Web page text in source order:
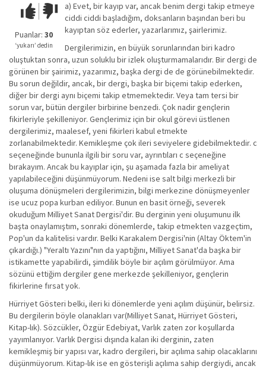
Çok iyi!O
kadar
iyi
değil!
Puanlar: 30
‘yukarı’ dedin
a) Evet, bir kayıp var, ancak benim dergi takip etmeye
ciddi ciddi başladığım, doksanların başından beri bu
kayıptan söz ederler, yazarlarımız, şairlerimiz.
Dergilerimizin, en büyük sorunlarından biri kadro
oluştuktan sonra, uzun soluklu bir izlek oluşturmamalarıdır. Bir dergi de
görünen bir şairimiz, yazarımız, başka dergi de de görünebilmektedir.
Bu sorun değildir, ancak, bir dergi, başka bir biçemi takip ederken,
diğer bir dergi aynı biçemi takip etmemektedir. Veya tam tersi bir
sorun var, bütün dergiler birbirine benzedi. Çok nadir gençlerin
fikirleriyle şekilleniyor. Gençlerimiz için bir okul görevi üstlenen
dergilerimiz, maalesef, yeni fikirleri kabul etmekte
zorlanabilmektedir. Kemikleşme çok ileri seviyelere gidebilmektedir. c
seçeneğinde bununla ilgili bir soru var, ayrıntıları c seçeneğine
bırakayım. Ancak bu kayıplar için, şu aşamada fazla bir ameliyat
yapılabileceğini düşünmüyorum. Nedeni ise salt bilgi merkezli bir
oluşuma dönüşmeleri dergilerimizin, bilgi merkezine dönüşmeyenler
ise ucuz popa kurban ediliyor. Bunun en basit örneği, severek
okuduğum Milliyet Sanat Dergisi'dir. Bu derginin yeni oluşumunu ilk
başta onaylamıştım, sonraki dönemlerde, takip etmekten vazgeçtim,
Pop'un da kalitelisi vardır. Belki Karakalem Dergisi'nin (Altay Öktem'in
çıkardığı.) "Yeraltı Yazını"nın da yaptığını, Milliyet Sanat'da başka bir
istikamette yapabilirdi, şimdilik böyle bir açılım görülmüyor. Ama
sözünü ettiğim dergiler gene merkezde şekilleniyor, gençlerin
fikirlerine fırsat yok.
Hürriyet Gösteri belki, ileri ki dönemlerde yeni açılım düşünür, belirsiz.
Bu dergilerin böyle olanakları var(Milliyet Sanat, Hürriyet Gösteri,
Kitap-lık). Sözcükler, Özgür Edebiyat, Varlık zaten zor koşullarda
yayımlanıyor. Varlık Dergisi dışında kalan iki derginin, zaten
kemikleşmiş bir yapısı var, kadro dergileri, bir açılıma sahip olacaklarını
düşünmüyorum. Kitap-lık ise en gösterişli açılıma sahip dergiydi, ancak